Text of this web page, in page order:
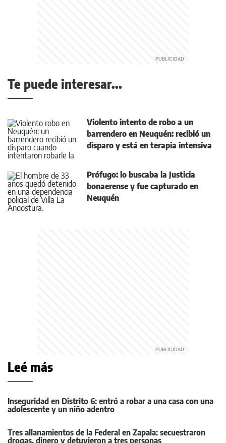
Te puede interesar...
Violento intento de robo a un
barrendero en Neuquén: recibió un
disparo y está en terapia intensiva
Prófugo: lo buscaba la Justicia
bonaerense y fue capturado en
Neuquén
Leé más
Inseguridad en Distrito 6: entró a robar a una casa con una
adolescente y un niño adentro
Tres allanamientos de la Federal en Zapala: secuestraron
drogas, dinero y detuvieron a tres personas